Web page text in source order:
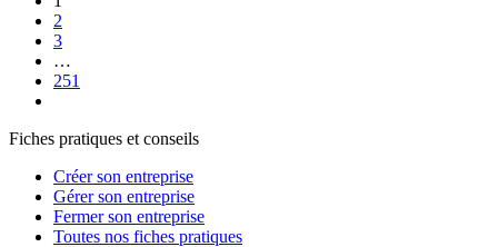
2
3
…
251
Fiches pratiques et conseils
Créer son entreprise
Gérer son entreprise
Fermer son entreprise
Toutes nos fiches pratiques